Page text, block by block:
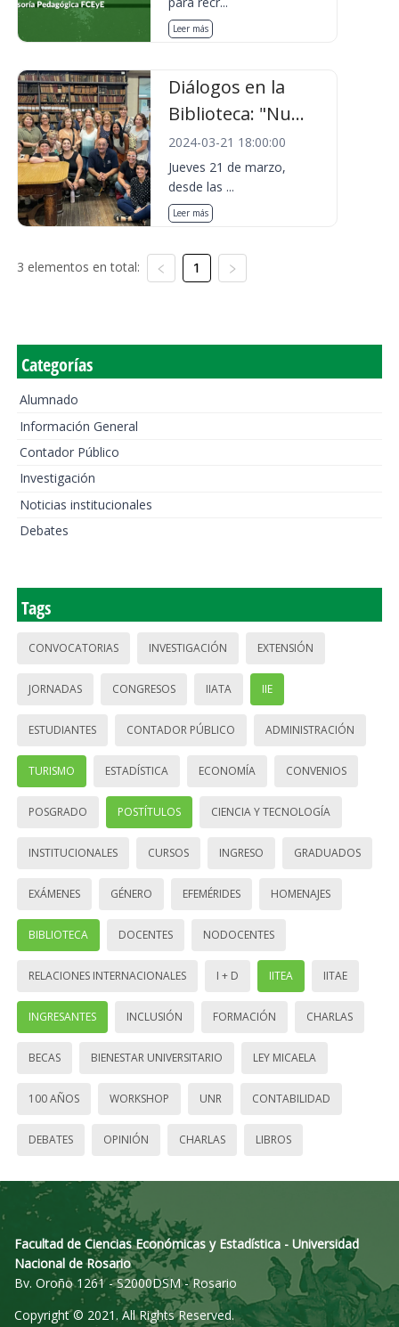
Leer más
Diálogos en la
Biblioteca: "Nu...
2024-03-21 18:00:00
Jueves 21 de marzo,
desde las ...
Leer más
3 elementos en total: 1
Categorías
Alumnado
Información General
Contador Público
Investigación
Noticias institucionales
Debates
Tags
CONVOCATORIAS INVESTIGACIÓN EXTENSIÓN
JORNADAS CONGRESOS IIATA IIE
ESTUDIANTES CONTADOR PÚBLICO ADMINISTRACIÓN
TURISMO ESTADÍSTICA ECONOMÍA CONVENIOS
POSGRADO POSTÍTULOS CIENCIA Y TECNOLOGÍA
INSTITUCIONALES CURSOS INGRESO GRADUADOS
EXÁMENES GÉNERO EFEMÉRIDES HOMENAJES
BIBLIOTECA DOCENTES NODOCENTES
RELACIONES INTERNACIONALES I + D IITEA IITAE
INGRESANTES INCLUSIÓN FORMACIÓN CHARLAS
BECAS BIENESTAR UNIVERSITARIO LEY MICAELA
100 AÑOS WORKSHOP UNR CONTABILIDAD
DEBATES OPINIÓN CHARLAS LIBROS
Facultad de Ciencias Económicas y Estadística - Universidad
Nacional de Rosario
Bv. Oroño 1261 - S2000DSM - Rosario
Copyright © 2021. All Rights Reserved.